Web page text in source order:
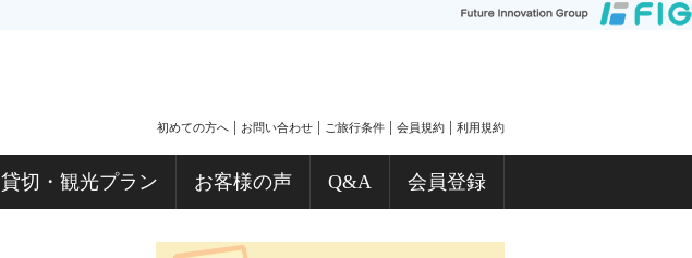
初めての方へ お問い合わせ ご旅行条件 会員規約 利用規約
貸切・観光プラン お客様の声 Q&A 会員登録